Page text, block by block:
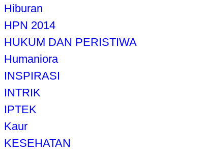
Hiburan
HPN 2014
HUKUM DAN PERISTIWA
Humaniora
INSPIRASI
INTRIK
IPTEK
Kaur
KESEHATAN